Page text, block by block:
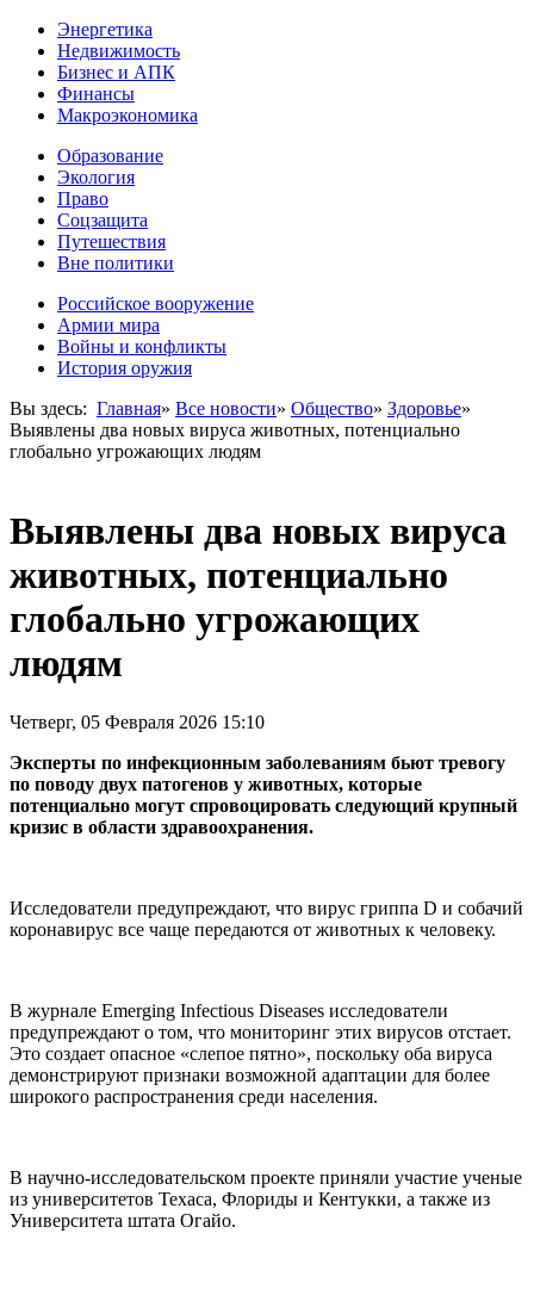
Энергетика
Недвижимость
Бизнес и АПК
Финансы
Макроэкономика
Образование
Экология
Право
Соцзащита
Путешествия
Вне политики
Российское вооружение
Армии мира
Войны и конфликты
История оружия
Вы здесь: Главная» Все новости» Общество» Здоровье»
Выявлены два новых вируса животных, потенциально
глобально угрожающих людям
Выявлены два новых вируса
животных, потенциально
глобально угрожающих
людям
Четверг, 05 Февраля 2026 15:10
Эксперты по инфекционным заболеваниям бьют тревогу
по поводу двух патогенов у животных, которые
потенциально могут спровоцировать следующий крупный
кризис в области здравоохранения.
Исследователи предупреждают, что вирус гриппа D и собачий
коронавирус все чаще передаются от животных к человеку.
В журнале Emerging Infectious Diseases исследователи
предупреждают о том, что мониторинг этих вирусов отстает.
Это создает опасное «слепое пятно», поскольку оба вируса
демонстрируют признаки возможной адаптации для более
широкого распространения среди населения.
В научно-исследовательском проекте приняли участие ученые
из университетов Техаса, Флориды и Кентукки, а также из
Университета штата Огайо.